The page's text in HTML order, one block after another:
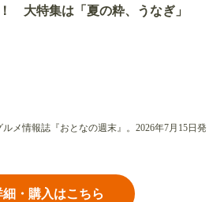
大特集は「夏の粋、うなぎ」
メ情報誌『おとなの週末』。2026年7月15日発
細・購入はこちら